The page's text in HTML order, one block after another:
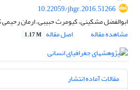
10.22059/jhgr.2016.51266
ابوالفضل مشکینی، کیومرث حبیبی، ارمان
مشاهده مقاله
اصل مقاله 1.17 M
مقالات آماده انتشار